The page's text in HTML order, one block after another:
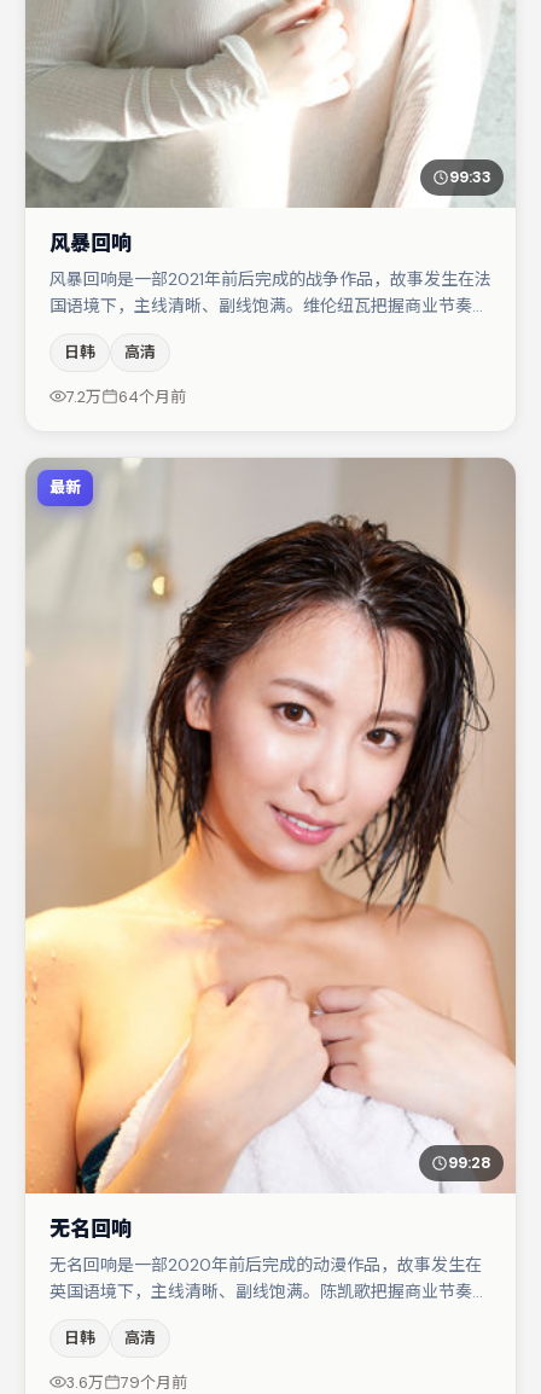
99:33
风暴回响
风暴回响是一部2021年前后完成的战争作品，故事发生在法
国语境下，主线清晰、副线饱满。维伦纽瓦把握商业节奏的
奈与大鹏的对手戏构成全片情感锚点，宋佳则以细节塑造推
动谜题层层揭开。整体完成度较高，适合周末一口气追完。
日韩 高清
7.2万 64个月前
最新
99:28
无名回响
无名回响是一部2020年前后完成的动漫作品，故事发生在
英国语境下，主线清晰、副线饱满。陈凯歌把握商业节奏的
片中承担叙事驱动，桂纶镁、蒋奇明分别提供反差与喜剧/
悬疑调剂（视场次而定）。若你偏爱强类型与清晰主线，这
日韩 高清
3.6万 79个月前